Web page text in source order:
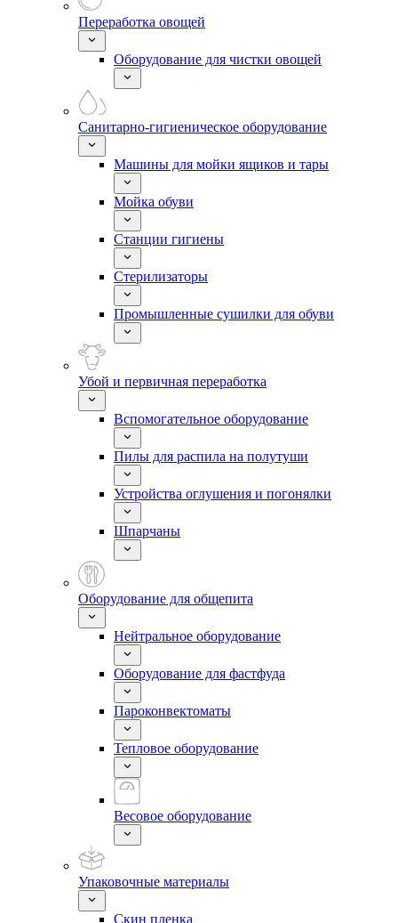
Переработка овощей
Оборудование для чистки овощей
Санитарно-гигиеническое оборудование
Машины для мойки ящиков и тары
Мойка обуви
Станции гигиены
Стерилизаторы
Промышленные сушилки для обуви
Убой и первичная переработка
Вспомогательное оборудование
Пилы для распила на полутуши
Устройства оглушения и погонялки
Шпарчаны
Оборудование для общепита
Нейтральное оборудование
Оборудование для фастфуда
Пароконвектоматы
Тепловое оборудование
Весовое оборудование
Упаковочные материалы
Скин пленка